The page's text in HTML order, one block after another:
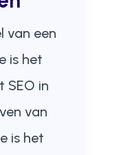
van een
is het
SEO in
van
is het